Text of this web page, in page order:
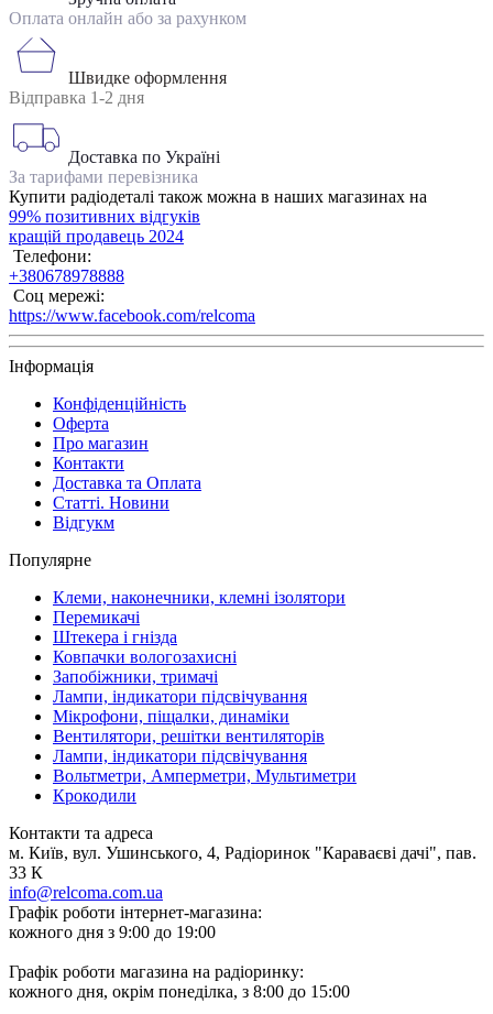
Оплата онлайн або за рахунком
Швидке оформлення
Відправка 1-2 дня
Доставка по Україні
За тарифами перевізника
Купити радіодеталі також можна в наших магазинах на
99% позитивних відгуків
кращій продавець 2024
Телефони:
+380678978888
Соц мережі:
https://www.facebook.com/relcoma
Інформація
Конфіденційність
Оферта
Про магазин
Контакти
Доставка та Оплата
Статті. Новини
Відгукм
Популярне
Клеми, наконечники, клемні ізолятори
Перемикачі
Штекера і гнізда
Ковпачки вологозахисні
Запобіжники, тримачі
Лампи, індикатори підсвічування
Мікрофони, піщалки, динаміки
Вентилятори, решітки вентиляторів
Лампи, індикатори підсвічування
Вольтметри, Амперметри, Мультиметри
Крокодили
Контакти та адреса
м. Київ, вул. Ушинського, 4, Радіоринок "Караваєві дачі", пав.
33 К
info@relcoma.com.ua
Графік роботи інтернет-магазина:
кожного дня з 9:00 до 19:00
Графік роботи магазина на радіоринку:
кожного дня, окрім понеділка, з 8:00 до 15:00